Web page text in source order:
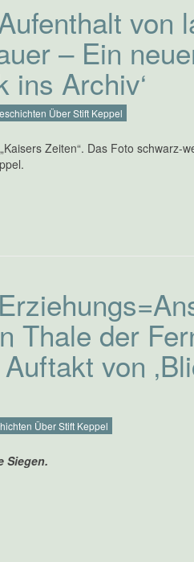
von
– Ein
ins Archiv‘
Über Stift Keppel
Zeiten“. Das Foto schwarz-
Thale der
von
Über Stift Keppel
Siegen.